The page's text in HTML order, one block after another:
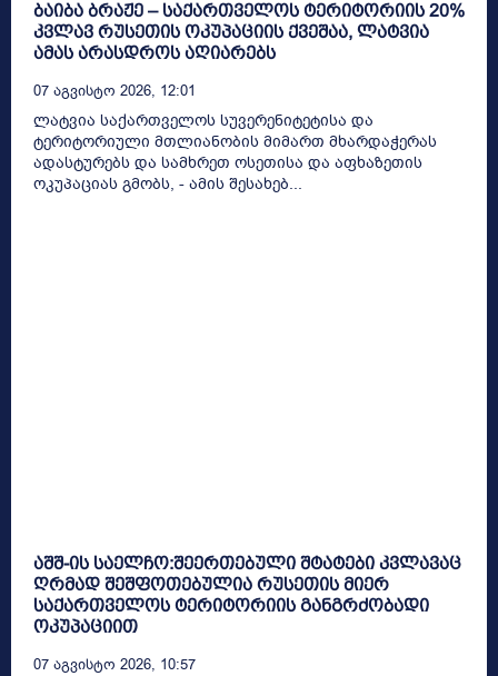
ბაიბა ბრაჟე – საქართველოს ტერიტორიის 20%
კვლავ რუსეთის ოკუპაციის ქვეშაა, ლატვია
ამას არასდროს აღიარებს
07 Აგვისტო 2026, 12:01
ლატვია საქართველოს სუვერენიტეტისა და
ტერიტორიული მთლიანობის მიმართ მხარდაჭერას
ადასტურებს და სამხრეთ ოსეთისა და აფხაზეთის
ოკუპაციას გმობს, - ამის შესახებ...
აშშ-ის საელჩო:შეერთებული შტატები კვლავაც
ღრმად შეშფოთებულია რუსეთის მიერ
საქართველოს ტერიტორიის განგრძობადი
ოკუპაციით
07 Აგვისტო 2026, 10:57